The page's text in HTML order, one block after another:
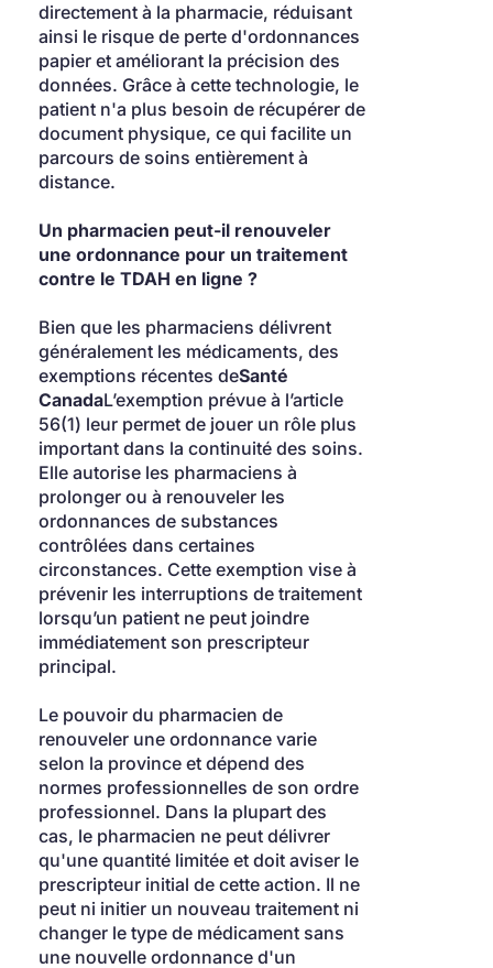
directement à la pharmacie, réduisant
ainsi le risque de perte d'ordonnances
papier et améliorant la précision des
données. Grâce à cette technologie, le
patient n'a plus besoin de récupérer de
document physique, ce qui facilite un
parcours de soins entièrement à
distance.
Un pharmacien peut-il renouveler
une ordonnance pour un traitement
contre le TDAH en ligne ?
Bien que les pharmaciens délivrent
généralement les médicaments, des
exemptions récentes deSanté
CanadaL’exemption prévue à l’article
56(1) leur permet de jouer un rôle plus
important dans la continuité des soins.
Elle autorise les pharmaciens à
prolonger ou à renouveler les
ordonnances de substances
contrôlées dans certaines
circonstances. Cette exemption vise à
prévenir les interruptions de traitement
lorsqu’un patient ne peut joindre
immédiatement son prescripteur
principal.
Le pouvoir du pharmacien de
renouveler une ordonnance varie
selon la province et dépend des
normes professionnelles de son ordre
professionnel. Dans la plupart des
cas, le pharmacien ne peut délivrer
qu'une quantité limitée et doit aviser le
prescripteur initial de cette action. Il ne
peut ni initier un nouveau traitement ni
changer le type de médicament sans
une nouvelle ordonnance d'un